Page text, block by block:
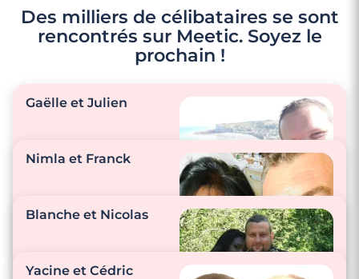
Des milliers de célibataires se sont
rencontrés sur Meetic. Soyez le
prochain !
Gaëlle et Julien
petits « je t’aime » ou
Nimla et Franck
"Nous prenons soin
Blanche et Nicolas
Yacine et Cédric